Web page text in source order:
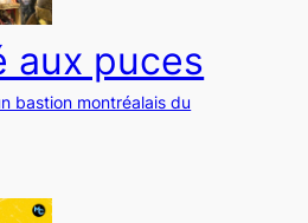
aux puces
bastion montréalais du